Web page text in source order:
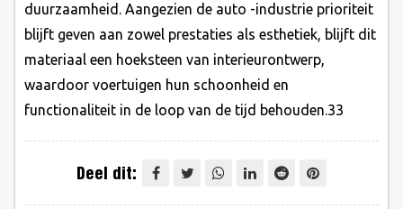
duurzaamheid. Aangezien de auto -industrie prioriteit
blijft geven aan zowel prestaties als esthetiek, blijft dit
materiaal een hoeksteen van interieurontwerp,
waardoor voertuigen hun schoonheid en
functionaliteit in de loop van de tijd behouden.33
Deel dit: